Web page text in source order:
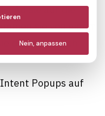
Ad sie auf die
sie von einem
dich organisch
Popups auf
Nein, anpassen